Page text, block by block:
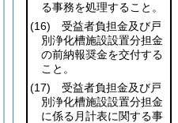
る事務を処理すること。
(16) 受益者負担金及び戸
別浄化槽施設設置分担金
の前納報奨金を交付する
こと。
(17) 受益者負担金及び戸
別浄化槽施設設置分担金
に係る月計表に関する事